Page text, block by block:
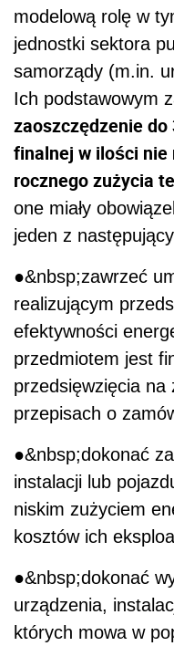
modelową rolę w
jednostki sektora
samorządy (m.in.
Ich podstawowym
zaoszczędzenie
finalnej w ilości nie
rocznego zużycia
one miały
jeden z
●&nbsp;zawrzeć
realizującym
efektywności
przedmiotem jest
przedsięwzięcia
przepisach o
●&nbsp;dokonać
instalacji lub
niskim zużyciem
kosztów ich
●&nbsp;dokonać
urządzenia,
których mowa w